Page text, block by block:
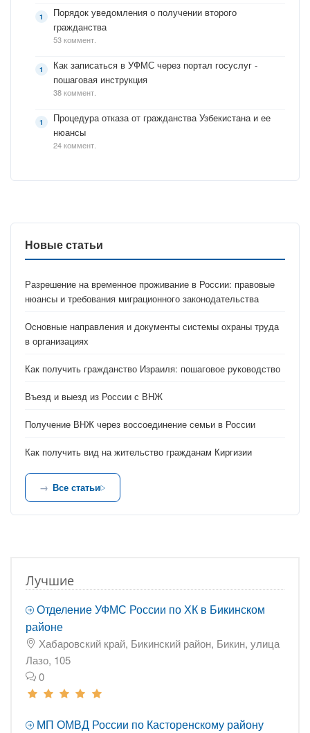
Порядок уведомления о получении второго
гражданства
53 коммент.
Как записаться в УФМС через портал госуслуг -
пошаговая инструкция
38 коммент.
Процедура отказа от гражданства Узбекистана и ее
нюансы
24 коммент.
Новые статьи
Разрешение на временное проживание в России: правовые
нюансы и требования миграционного законодательства
Основные направления и документы системы охраны труда
в организациях
Как получить гражданство Израиля: пошаговое руководство
Въезд и выезд из России с ВНЖ
Получение ВНЖ через воссоединение семьи в России
Как получить вид на жительство гражданам Киргизии
Все статьи
Лучшие
Отделение УФМС России по ХК в Бикинском
районе
Хабаровский край, Бикинский район, Бикин, улица
Лазо, 105
0
МП ОМВД России по Касторенскому району